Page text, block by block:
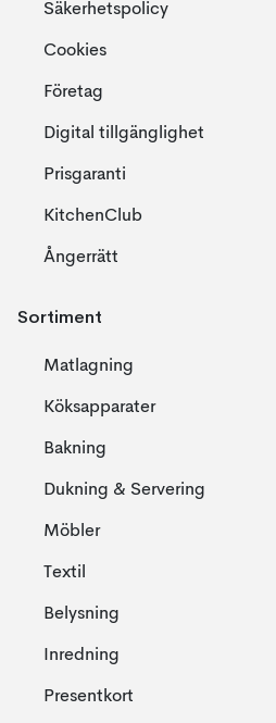
Säkerhetspolicy
Cookies
Företag
Digital tillgänglighet
Prisgaranti
KitchenClub
Ångerrätt
Sortiment
Matlagning
Köksapparater
Bakning
Dukning & Servering
Möbler
Textil
Belysning
Inredning
Presentkort